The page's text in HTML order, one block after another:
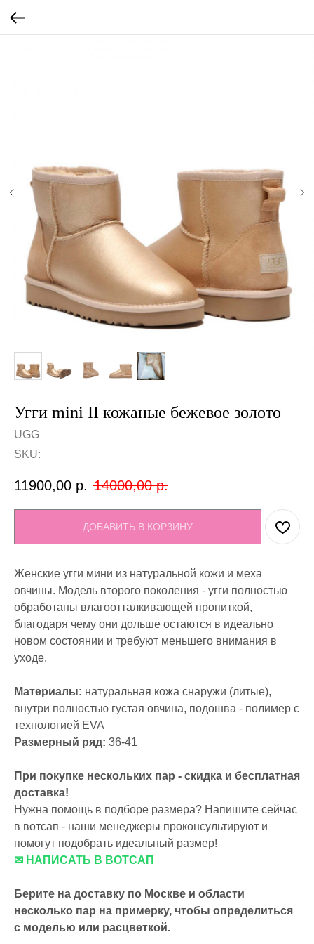
Угги mini II кожаные бежевое золото
UGG
SKU:
11900,00 р. 14000,00 р.
ДОБАВИТЬ В КОРЗИНУ
Женские угги мини из натуральной кожи и меха
овчины. Модель второго поколения - угги полностью
обработаны влагоотталкивающей пропиткой,
благодаря чему они дольше остаются в идеально
новом состоянии и требуют меньшего внимания в
уходе.
Материалы: натуральная кожа снаружи (литые),
внутри полностью густая овчина, подошва - полимер с
технологией EVA
Размерный ряд: 36-41
При покупке нескольких пар - скидка и бесплатная
доставка!
Нужна помощь в подборе размера? Напишите сейчас
в вотсап - наши менеджеры проконсультируют и
помогут подобрать идеальный размер!
✉ НАПИСАТЬ В ВОТСАП
Берите на доставку по Москве и области
несколько пар на примерку, чтобы определиться
с моделью или расцветкой.